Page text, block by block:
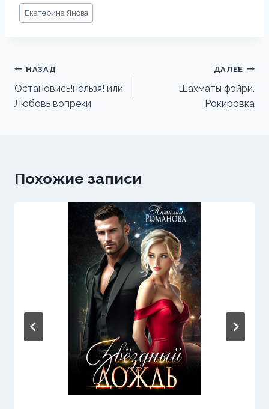
Метки
записи:
Екатерина Янова
Навигация
по
записям
НАЗАД
Остановись!нельзя! или
Любовь вопреки
ДАЛЕЕ
Шахматы фэйри.
Рокировка
Похожие записи